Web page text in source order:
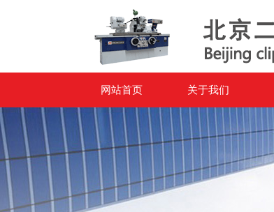
网站首页 关于我们